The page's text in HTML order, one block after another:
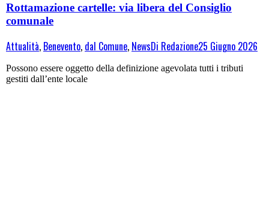
Rottamazione cartelle: via libera del Consiglio
comunale
Attualità, Benevento, dal Comune, NewsDi Redazione25 Giugno 2026
Possono essere oggetto della definizione agevolata tutti i tributi
gestiti dall’ente locale